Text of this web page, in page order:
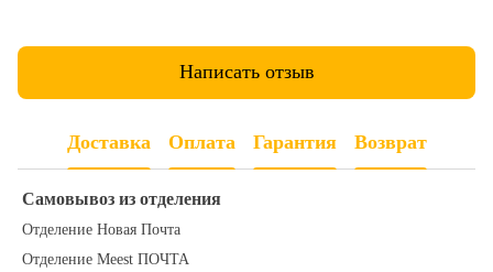
Написать отзыв
Доставка Оплата Гарантия Возврат
Самовывоз из отделения
Отделение Новая Почта
Отделение Meest ПОЧТА